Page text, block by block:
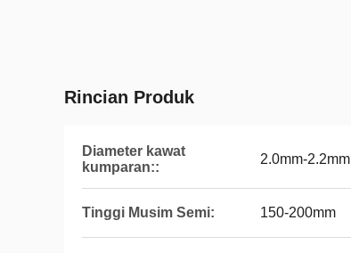
Rincian Produk
Diameter kawat
kumparan::
2.0mm-2.2mm
Tinggi Musim Semi: 150-200mm